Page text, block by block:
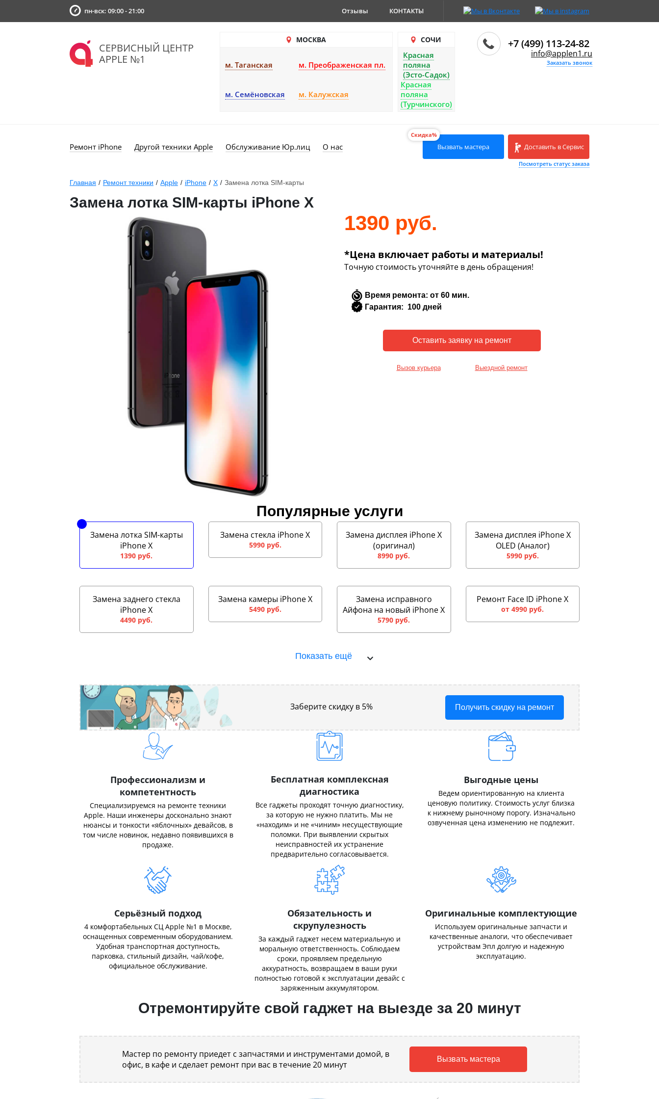
пн-вск: 09:00 - 21:00 Отзывы КОНТАКТЫ
СЕРВИСНЫЙ ЦЕНТР
APPLE №1
МОСКВА
м. Таганская м. Преображенская пл.
м. Семёновская м. Калужская
СОЧИ
Красная
поляна
(Эсто-Садок)
Красная
поляна
(Турчинского)
+7 (499) 113-24-82
info@applen1.ru
Заказать звонок
Ремонт iPhone Другой техники Apple Обслуживание Юр.лиц О нас
Скидка%
Вызвать мастера Доставить в Сервис
Посмотреть статус заказа
Главная / Ремонт техники / Apple / iPhone / X / Замена лотка SIM-карты
Замена лотка SIM-карты iPhone X
1390 руб.
*Цена включает работы и материалы!
Точную стоимость уточняйте в день обращения!
Время ремонта: от 60 мин.
Гарантия: 100 дней
Вызов курьера Выездной ремонт
Популярные услуги
Замена лотка SIM-карты
iPhone X
1390 руб.
Замена стекла iPhone X
5990 руб.
Замена дисплея iPhone X
(оригинал)
8990 руб.
Замена дисплея iPhone X
OLED (Аналог)
5990 руб.
Замена заднего стекла
iPhone X
4490 руб.
Замена камеры iPhone X
5490 руб.
Замена исправного
Айфона на новый iPhone X
5790 руб.
Ремонт Face ID iPhone X
от 4990 руб.
Показать ещё
Заберите скидку в 5% Получить скидку на ремонт
Профессионализм и
компетентность
Специализируемся на ремонте техники
Apple. Наши инженеры досконально знают
нюансы и тонкости «яблочных» девайсов, в
том числе новинок, недавно появившихся в
продаже.
Бесплатная комплексная
диагностика
Все гаджеты проходят точную диагностику,
за которую не нужно платить. Мы не
«находим» и не «чиним» несуществующие
поломки. При выявлении скрытых
неисправностей их устранение
предварительно согласовывается.
Выгодные цены
Ведем ориентированную на клиента
ценовую политику. Стоимость услуг близка
к нижнему рыночному порогу. Изначально
озвученная цена изменению не подлежит.
Серьёзный подход
4 комфортабельных СЦ Apple №1 в Москве,
оснащенных современным оборудованием.
Удобная транспортная доступность,
парковка, стильный дизайн, чай/кофе,
официальное обслуживание.
Обязательность и
скрупулезность
За каждый гаджет несем материальную и
моральную ответственность. Соблюдаем
сроки, проявляем предельную
аккуратность, возвращаем в ваши руки
полностью готовой к эксплуатации девайс с
заряженным аккумулятором.
Оригинальные комплектующие
Используем оригинальные запчасти и
качественные аналоги, что обеспечивает
устройствам Эпл долгую и надежную
эксплуатацию.
Отремонтируйте свой гаджет на выезде за 20 минут
Мастер по ремонту приедет с запчастями и инструментами домой, в
офис, в кафе и сделает ремонт при вас в течение 20 минут
Вызвать мастера